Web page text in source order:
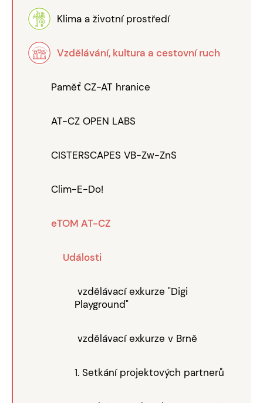
Klima a životní prostředí
Vzdělávání, kultura a cestovní ruch
Paměť CZ-AT hranice
AT-CZ OPEN LABS
CISTERSCAPES VB-Zw-ZnS
Clim-E-Do!
eTOM AT-CZ
Události
vzdělávací exkurze "Digi
Playground"
vzdělávací exkurze v Brně
1. Setkání projektových partnerů